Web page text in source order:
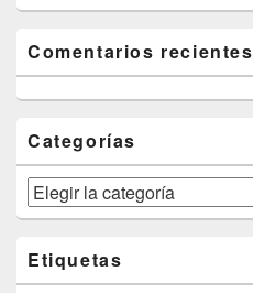
Comentarios recientes
Categorías
Categorías
Etiquetas